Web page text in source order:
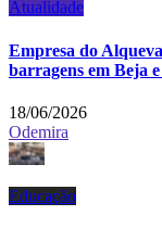
Atualidade
Empresa do
barragens em Beja
18/06/2026
Odemira
Educação